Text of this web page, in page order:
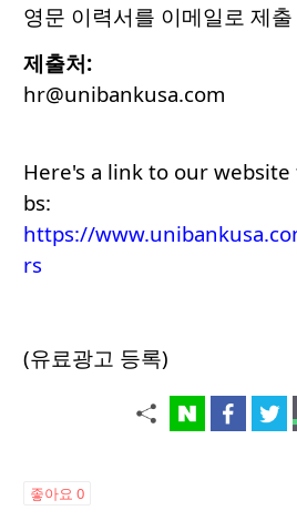
영문 이력서를 이메일로 제출
제출처:
hr@unibankusa.com
Here's a link to our
bs:
https://
rs
(유료광고 등록)
좋아요 0